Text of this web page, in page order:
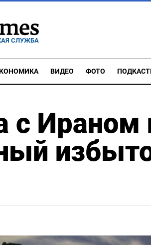
СЛУЖБА
ВИДЕО ФОТО
Ираном